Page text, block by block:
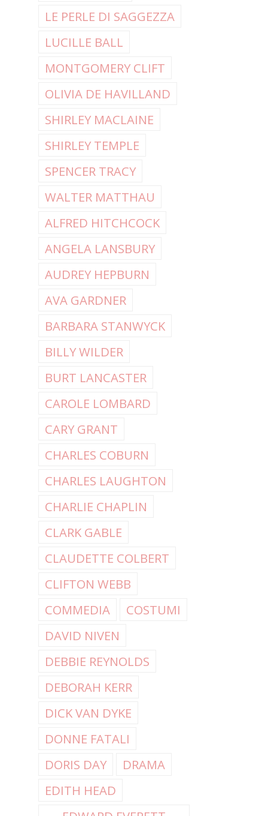
LE PERLE DI SAGGEZZA
LUCILLE BALL
MONTGOMERY CLIFT
OLIVIA DE HAVILLAND
SHIRLEY MACLAINE
SHIRLEY TEMPLE
SPENCER TRACY
WALTER MATTHAU
ALFRED HITCHCOCK
ANGELA LANSBURY
AUDREY HEPBURN
AVA GARDNER
BARBARA STANWYCK
BILLY WILDER
BURT LANCASTER
CAROLE LOMBARD
CARY GRANT
CHARLES COBURN
CHARLES LAUGHTON
CHARLIE CHAPLIN
CLARK GABLE
CLAUDETTE COLBERT
CLIFTON WEBB
COMMEDIA
COSTUMI
DAVID NIVEN
DEBBIE REYNOLDS
DEBORAH KERR
DICK VAN DYKE
DONNE FATALI
DORIS DAY
DRAMA
EDITH HEAD